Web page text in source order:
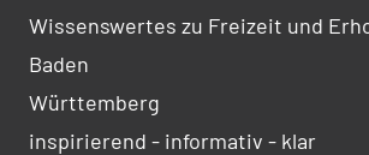
Wissenswertes zu Freizeit und
Baden
Württemberg
inspirierend - informativ - klar